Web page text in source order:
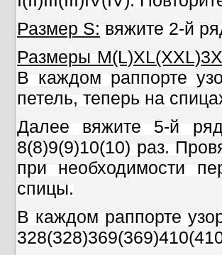
Размер S: вяжите 2-й
Размеры
В каждом раппорте
петель, теперь на
Далее вяжите 5-й
8(8)9(9)10(10) раз.
при необходимости
спицы.
В каждом раппорте